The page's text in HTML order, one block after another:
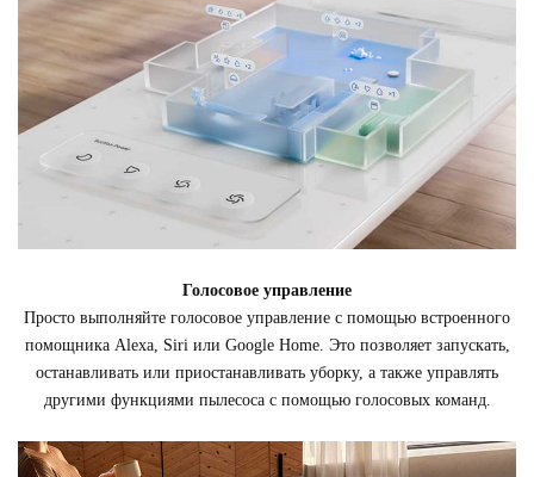
Голосовое управление
Просто выполняйте голосовое управление с помощью встроенного
помощника Alexa, Siri или Google Home. Это позволяет запускать,
останавливать или приостанавливать уборку, а также управлять
другими функциями пылесоса с помощью голосовых команд.